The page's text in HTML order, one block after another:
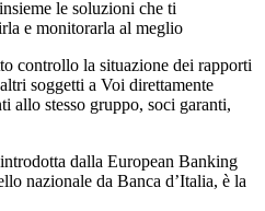
le soluzioni che ti
e monitorarla al meglio
controllo la situazione dei rapporti
soggetti a Voi direttamente
allo stesso gruppo, soci garanti,
dalla European Banking
nazionale da Banca d’Italia, è la